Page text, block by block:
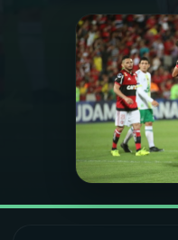
PROGRAMAS
PODCASTS
VIDEOCASTS